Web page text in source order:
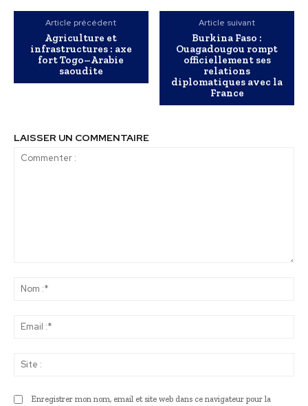
Article précédent
Agriculture et
infrastructures : axe
fort Togo–Arabie
saoudite
Article suivant
Burkina Faso :
Ouagadougou rompt
officiellement ses
relations
diplomatiques avec la
France
LAISSER UN COMMENTAIRE
Enregistrer mon nom, email et site web dans ce navigateur pour la